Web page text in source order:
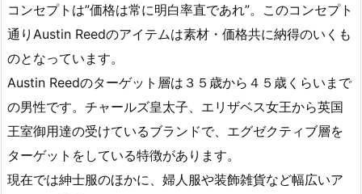
コンセプトは”価格は常に明白率直であれ”。このコンセプト
通りAustin Reedのアイテムは素材・価格共に納得のいくも
のとなっています。
Austin Reedのターゲット層は３５歳から４５歳くらいまで
の男性です。チャールズ皇太子、エリザベス女王から英国
王室御用達の受けているブランドで、エグゼクティブ層を
ターゲットをしている特徴があります。
現在では紳士服のほかに、婦人服や装飾雑貨など幅広いア